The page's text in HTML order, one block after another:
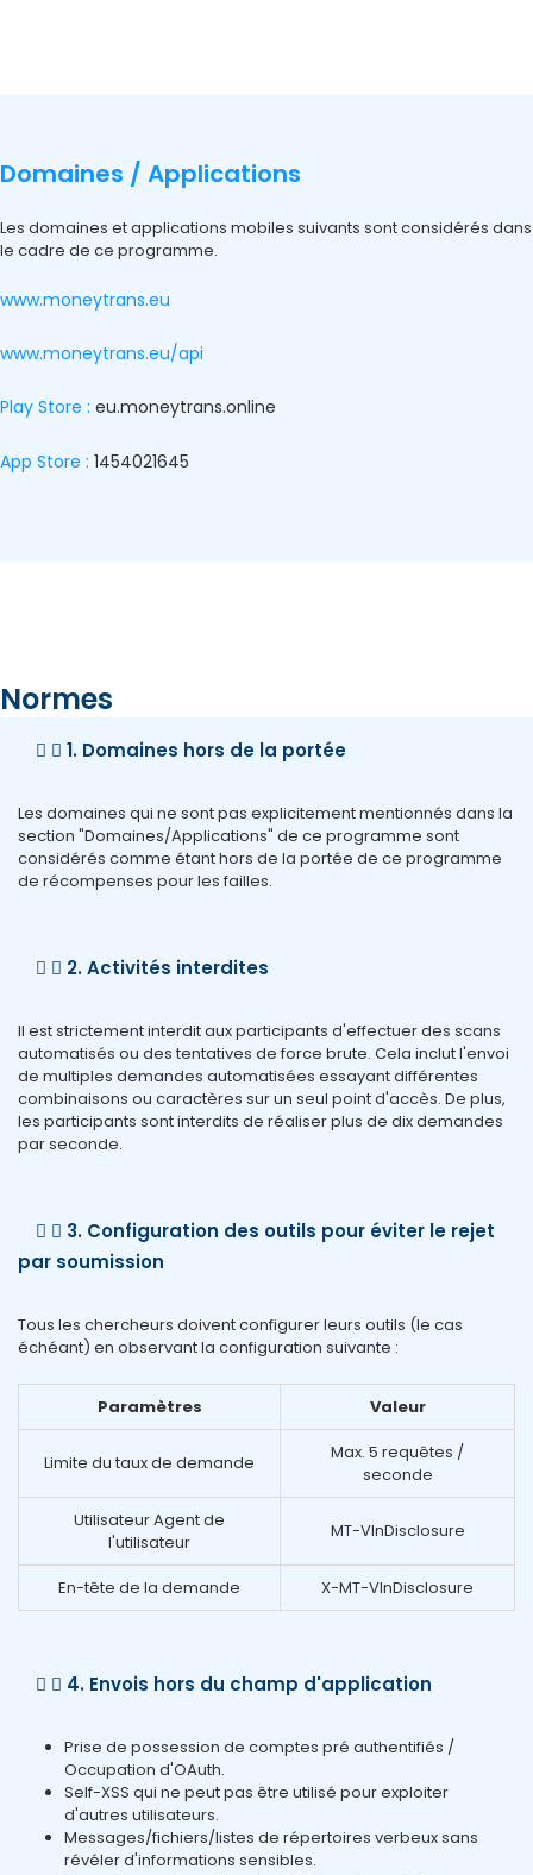
Domaines / Applications
Les domaines et applications mobiles suivants sont considérés dans
le cadre de ce programme.
www.moneytrans.eu
www.moneytrans.eu/api
Play Store : eu.moneytrans.online
App Store : 1454021645
Normes
1. Domaines hors de la portée
Les domaines qui ne sont pas explicitement mentionnés dans la
section "Domaines/Applications" de ce programme sont
considérés comme étant hors de la portée de ce programme
de récompenses pour les failles.
2. Activités interdites
Il est strictement interdit aux participants d'effectuer des scans
automatisés ou des tentatives de force brute. Cela inclut l'envoi
de multiples demandes automatisées essayant différentes
combinaisons ou caractères sur un seul point d'accès. De plus,
les participants sont interdits de réaliser plus de dix demandes
par seconde.
3. Configuration des outils pour éviter le rejet
par soumission
Tous les chercheurs doivent configurer leurs outils (le cas
échéant) en observant la configuration suivante :
Paramètres Valeur
Limite du taux de demande
Max. 5 requêtes /
seconde
Utilisateur Agent de
l'utilisateur
MT-VlnDisclosure
En-tête de la demande X-MT-VlnDisclosure
4. Envois hors du champ d'application
Prise de possession de comptes pré authentifiés /
Occupation d'OAuth.
Self-XSS qui ne peut pas être utilisé pour exploiter
d'autres utilisateurs.
Messages/fichiers/listes de répertoires verbeux sans
révéler d'informations sensibles.